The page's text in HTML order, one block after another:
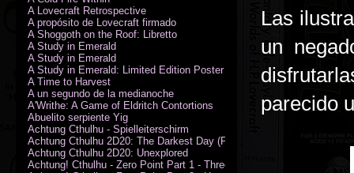
Las
un
parecido
A Lovecraft Retrospective
A propósito de Lovecraft firmado
A Shoggoth on the Roof: Libretto
A Study in Emerald
A Study in Emerald
A Study in Emerald: Limited Edition Poster (Neil Gaiman)
A Time to Harvest
A un segundo de la medianoche
A'Writhe: A Game of Eldritch Contortions
Abuelito serpiente Yig
Achtung Cthulhu - Spielleiterschirm
Achtung Cthulhu 2D20: The Darkest Day (PDF)
Achtung Cthulhu 2D20: Unexplored
Achtung! Cthulhu - Zero Point Part 1 - Three Kings